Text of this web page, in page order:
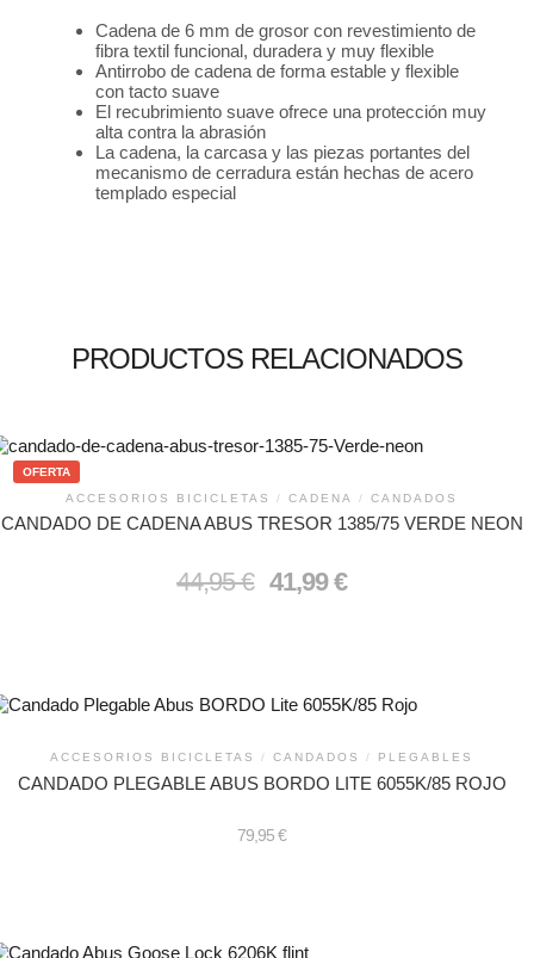
Cadena de 6 mm de grosor con revestimiento de
fibra textil funcional, duradera y muy flexible
Antirrobo de cadena de forma estable y flexible
con tacto suave
El recubrimiento suave ofrece una protección muy
alta contra la abrasión
La cadena, la carcasa y las piezas portantes del
mecanismo de cerradura están hechas de acero
templado especial
PRODUCTOS RELACIONADOS
OFERTA
ACCESORIOS BICICLETAS
/ CADENA / CANDADOS
CANDADO DE CADENA ABUS TRESOR 1385/75 VERDE NEON
44,95€
precio
41,99€El
precio
ACCESORIOS BICICLETAS / CANDADOS / PLEGABLES
CANDADO PLEGABLE ABUS BORDO LITE 6055K/85 ROJO
79,95€